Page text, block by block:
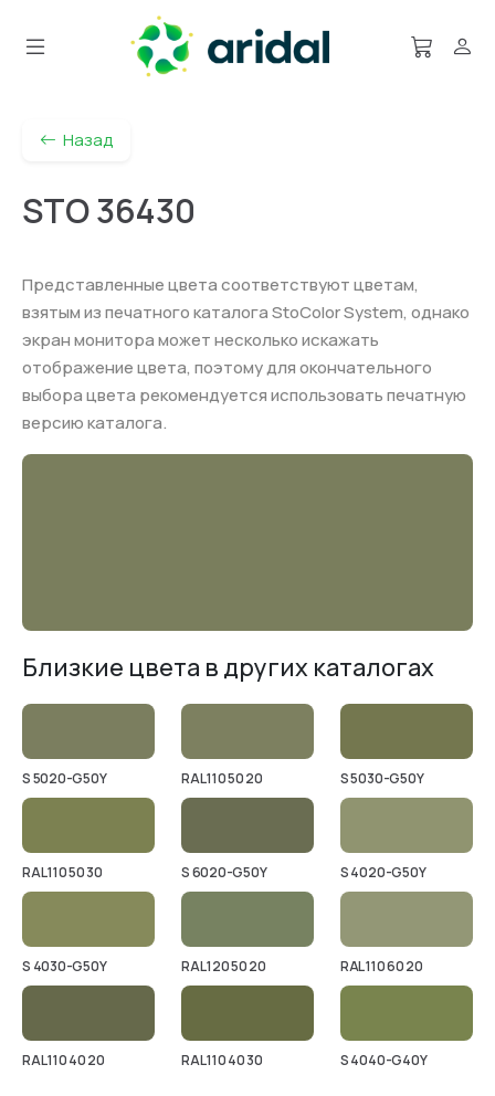
Назад
STO 36430
Представленные цвета соответствуют цветам,
взятым из печатного каталога StoColor System, однако
экран монитора может несколько искажать
отображение цвета, поэтому для окончательного
выбора цвета рекомендуется использовать печатную
версию каталога.
Близкие цвета в других каталогах
S 5020-G50Y RAL 110 50 20 S 5030-G50Y
RAL 110 50 30 S 6020-G50Y S 4020-G50Y
S 4030-G50Y RAL 120 50 20 RAL 110 60 20
RAL 110 40 20 RAL 110 40 30 S 4040-G40Y